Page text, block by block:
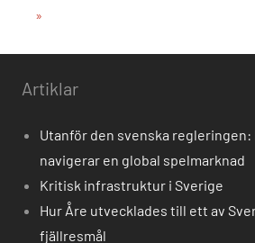
för
inlägg
Nästa
»
Artiklar
Utanför den svenska regleringen:
navigerar en global spelmarknad
Kritisk infrastruktur i Sverige
Hur Åre utvecklades till ett av
fjällresmål